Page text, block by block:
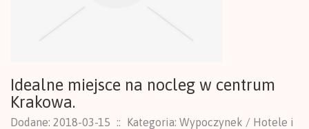
Idealne miejsce na nocleg w centrum
Krakowa.
Dodane: 2018-03-15 ::
Kategoria: Wypoczynek / Hotele i